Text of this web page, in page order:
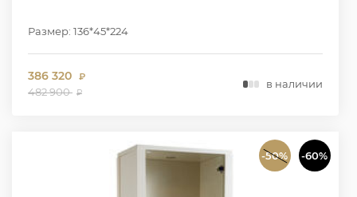
Размер: 136*45*224
386 320 ₽
482 900 ₽
в наличии
-50% -60%